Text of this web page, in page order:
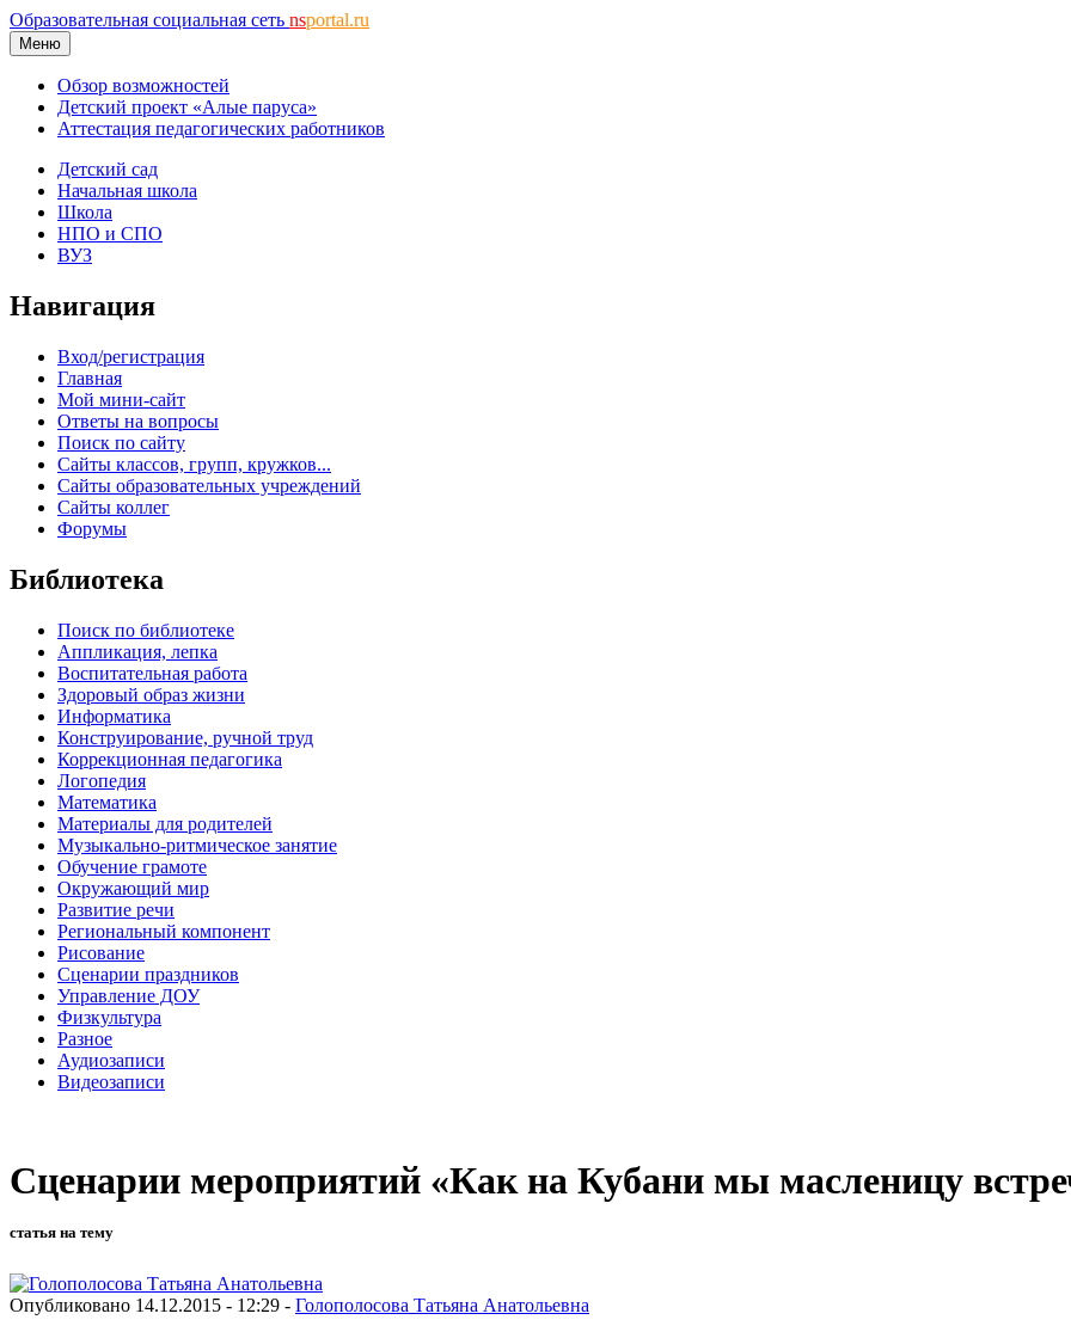
Образовательная социальная сеть nsportal.ru
Меню
Обзор возможностей
Детский проект «Алые паруса»
Аттестация педагогических работников
Детский сад
Начальная школа
Школа
НПО и СПО
ВУЗ
Навигация
Вход/регистрация
Главная
Мой мини-сайт
Ответы на вопросы
Поиск по сайту
Сайты классов, групп, кружков...
Сайты образовательных учреждений
Сайты коллег
Форумы
Библиотека
Поиск по библиотеке
Аппликация, лепка
Воспитательная работа
Здоровый образ жизни
Информатика
Конструирование, ручной труд
Коррекционная педагогика
Логопедия
Математика
Материалы для родителей
Музыкально-ритмическое занятие
Обучение грамоте
Окружающий мир
Развитие речи
Региональный компонент
Рисование
Сценарии праздников
Управление ДОУ
Физкультура
Разное
Аудиозаписи
Видеозаписи
Сценарии мероприятий «Как на Кубани мы масленицу
статья на тему
Опубликовано 14.12.2015 - 12:29 - Голополосова Татьяна Анатольевна